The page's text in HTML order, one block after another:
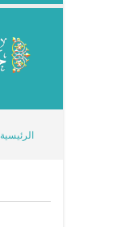
الرئيسية